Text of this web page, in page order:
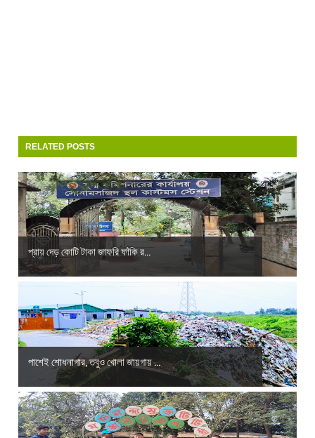
RELATED POSTS
প্রায় দেড় কোটি টাকা জাফরি ফাঁকি র...
পাশেই শোধনাগার, তবুও খোলা জায়গায় ...